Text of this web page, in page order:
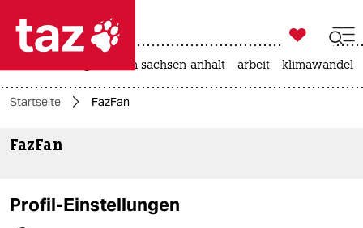
 taz zahl ich
themen

taz zahl ich
landtagswahl in sachsen-anhalt arbeit klimawandel
Startseite FazFan
FazFan
Profil-Einstellungen